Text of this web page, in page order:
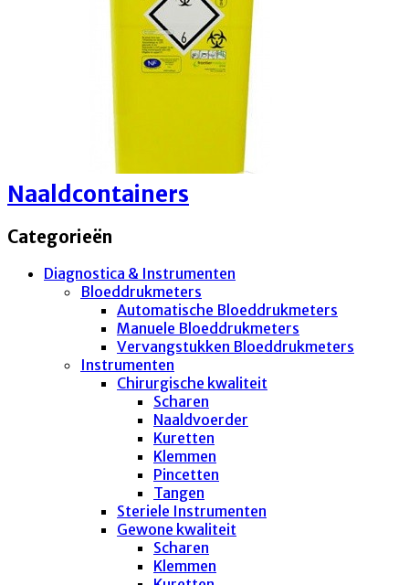
Naaldcontainers
Categorieën
Diagnostica & Instrumenten
Bloeddrukmeters
Automatische Bloeddrukmeters
Manuele Bloeddrukmeters
Vervangstukken Bloeddrukmeters
Instrumenten
Chirurgische kwaliteit
Scharen
Naaldvoerder
Kuretten
Klemmen
Pincetten
Tangen
Steriele Instrumenten
Gewone kwaliteit
Scharen
Klemmen